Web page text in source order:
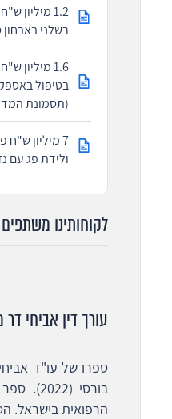
1.2 מיליון
רשלני
1.6 מיליון
בטיפול
(תסמונת
7 מיליון ש"ח
ולידת פג עם
לקוחותינו
עורך דין אביחי
ספרו של עו"ד
בורסי
הרפואית בישראל.